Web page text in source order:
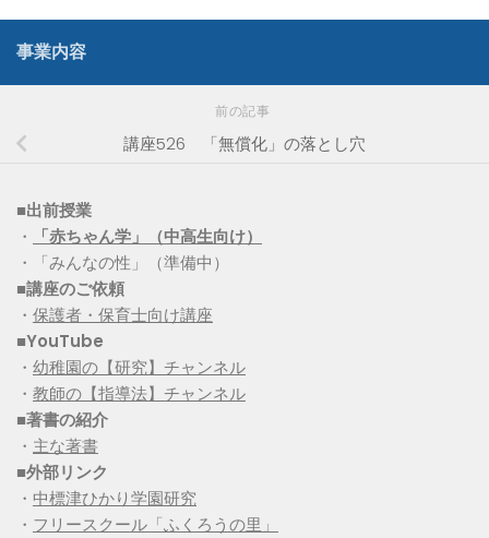
事業内容
前の記事
講座526 「無償化」の落とし穴
■出前授業
・
「赤ちゃん学」（中高生向け）
・「みんなの性」（準備中）
■講座のご依頼
・ 保護者・保育士向け講座
■YouTube
・ 幼稚園の【研究】チャンネル
・ 教師の【指導法】チャンネル
■著書の紹介
・ 主な著書
■外部リンク
・ 中標津ひかり学園研究
・ フリースクール「ふくろうの里」